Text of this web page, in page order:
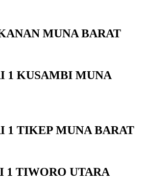
MUNA BARAT
1 KUSAMBI MUNA
1 TIKEP MUNA BARAT
1 TIWORO UTARA